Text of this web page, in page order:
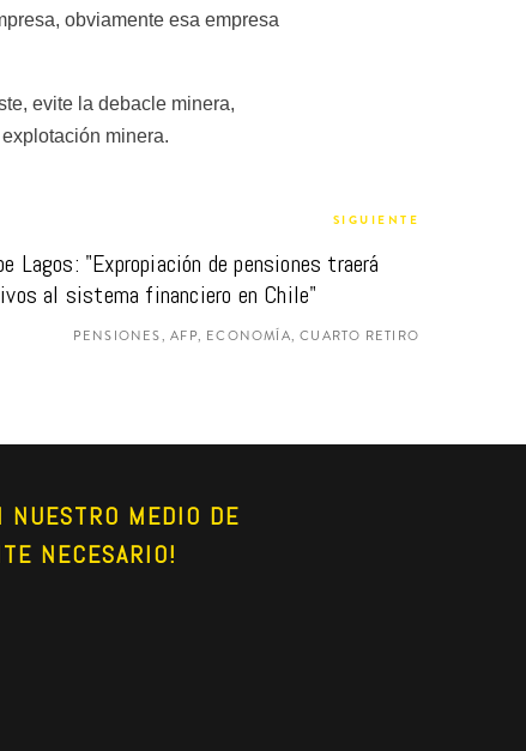
obviamente esa empresa
evite la debacle minera,
minera.
SIGUIENTE
Lagos: "Expropiación de pensiones traerá
al sistema financiero en Chile"
PENSIONES, AFP, ECONOMÍA, CUARTO RETIRO
NUESTRO MEDIO DE
NECESARIO!